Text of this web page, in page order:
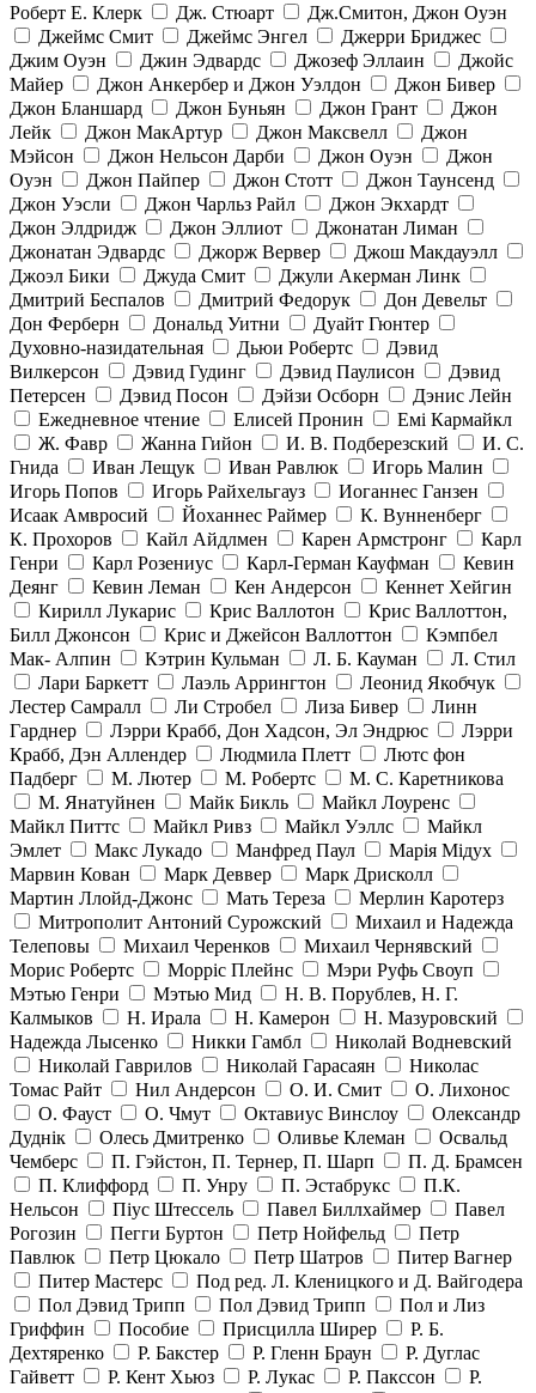
Роберт Е. Клерк
Дж. Стюарт
Дж.Смитон, Джон Оуэн
Джеймс Смит
Джеймс Энгел
Джерри Бриджес
Джим Оуэн
Джин Эдвардс Джозеф Эллаин
Джойс
Майер
Джон Анкербер и Джон Уэлдон
Джон Бивер
Джон Бланшард
Джон Буньян Джон Грант
Джон
Лейк
Джон МакАртур Джон Максвелл
Джон
Мэйсон
Джон Нельсон Дарби Джон Оуэн
Джон
Оуэн
Джон Пайпер Джон Стотт
Джон Таунсенд
Джон Уэсли
Джон Чарльз Райл
Джон Экхардт
Джон Элдридж
Джон Эллиот
Джонатан Лиман
Джонатан Эдвардс
Джорж Вервер
Джош Макдауэлл
Джоэл Бики
Джуда Смит
Джули Акерман Линк
Дмитрий Беспалов
Дмитрий Федорук
Дон Девельт
Дон Ферберн
Дональд Уитни
Дуайт Гюнтер
Духовно-назидательная
Дьюи Робертс
Дэвид
Вилкерсон
Дэвид Гудинг Дэвид Паулисон
Дэвид
Петерсен
Дэвид Посон Дэйзи Осборн
Дэнис Лейн
Ежедневное чтение
Елисей Пронин
Емі Кармайкл
Ж. Фавр
Жанна Гийон И. В. Подберезский
И. С.
Гнида
Иван Лещук Иван Равлюк
Игорь Малин
Игорь Попов
Игорь Райхельгауз
Иоганнес Ганзен
Исаак Амвросий
Йоханнес Раймер
К. Вунненберг
К. Прохоров
Кайл Айдлмен Карен Армстронг
Карл
Генри
Карл Розениус Карл-Герман Кауфман
Кевин
Деянг
Кевин Леман Кен Андерсон
Кеннет Хейгин
Кирилл Лукарис
Крис Валлотон
Крис Валлоттон,
Билл Джонсон
Крис и Джейсон Валлоттон
Кэмпбел
Мак- Алпин
Кэтрин Кульман Л. Б. Кауман
Л. Стил
Лари Баркетт
Лаэль Аррингтон
Леонид Якобчук
Лестер Самралл
Ли Стробел Лиза Бивер
Линн
Гарднер
Лэрри Крабб, Дон Хадсон, Эл Эндрюс
Лэрри
Крабб, Дэн Аллендер
Людмила Плетт
Лютс фон
Падберг
М. Лютер М. Робертс
М. С. Каретникова
М. Янатуйнен
Майк Бикль
Майкл Лоуренс
Майкл Питтс
Майкл Ривз Майкл Уэллс
Майкл
Эмлет
Макс Лукадо Манфред Паул
Марія Мідух
Марвин Кован
Марк Деввер
Марк Дрисколл
Мартин Ллойд-Джонс
Мать Тереза
Мерлин Каротерз
Митрополит Антоний Сурожский
Михаил и Надежда
Телеповы
Михаил Черенков
Михаил Чернявский
Морис Робертс
Морріс Плейнс
Мэри Руфь Своуп
Мэтью Генри
Мэтью Мид
Н. В. Порублев, Н. Г.
Калмыков
Н. Ирала Н. Камерон
Н. Мазуровский
Надежда Лысенко
Никки Гамбл
Николай Водневский
Николай Гаврилов
Николай Гарасаян
Николас
Томас Райт
Нил Андерсон О. И. Смит
О. Лихонос
О. Фауст
О. Чмут Октавиус Винслоу
Олександр
Дуднік
Олесь Дмитренко Оливье Клеман
Освальд
Чемберс
П. Гэйстон, П. Тернер, П. Шарп
П. Д. Брамсен
П. Клиффорд
П. Унру П. Эстабрукс
П.К.
Нельсон
Піус Штессель Павел Биллхаймер
Павел
Рогозин
Пегги Буртон Петр Нойфельд
Петр
Павлюк
Петр Цюкало Петр Шатров
Питер Вагнер
Питер Мастерс
Под ред. Л. Кленицкого и Д. Вайгодера
Пол Дэвид Трипп
Пол Дэвид Трипп
Пол и Лиз
Гриффин
Пособие Присцилла Ширер
Р. Б.
Дехтяренко
Р. Бакстер Р. Гленн Браун
Р. Дуглас
Гайветт
Р. Кент Хьюз Р. Лукас Р. Пакссон
Р.